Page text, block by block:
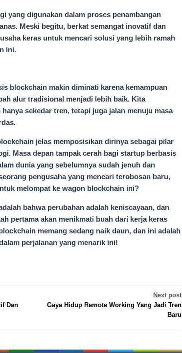
yang digunakan dalam proses penambangan
Meski begitu, berkat semangat inovatif dan
keras untuk mencari solusi yang lebih ramah
ini.
blockchain makin diminati karena kemampuan
alur tradisional menjadi lebih baik. Kita
sekedar tren, tetapi juga jalan menuju masa
jelas memposisikan dirinya sebagai pilar
Masa depan tampak cerah bagi startup berbasis
dunia yang sebelumnya sudah jenuh dan
pengusaha yang mencari terobosan baru,
melompat ke wagon blockchain ini?
bahwa perubahan adalah keniscayaan, dan
pertama akan menikmati buah dari kerja keras
memang sedang naik daun, dan ini adalah
perjalanan yang menarik ini!
Dan
Next post
Gaya Hidup Remote Working Yang Jadi Tren
Baru